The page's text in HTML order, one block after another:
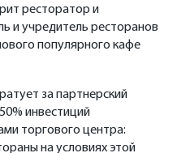
ресторатор и
и учредитель ресторанов
популярного кафе
за партнерский
инвестиций
торгового центра:
на условиях этой